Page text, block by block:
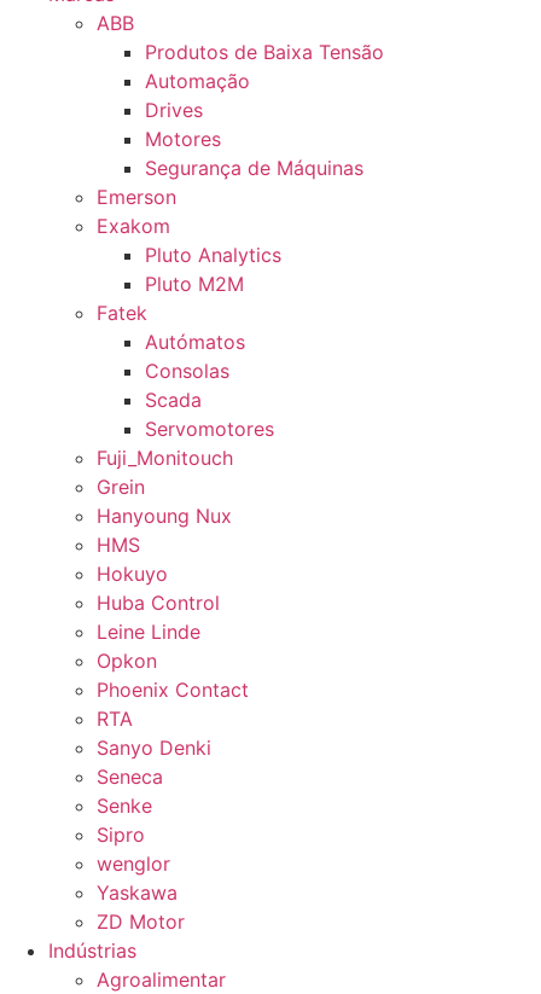
ABB
Produtos de Baixa Tensão
Automação
Drives
Motores
Segurança de Máquinas
Emerson
Exakom
Pluto Analytics
Pluto M2M
Fatek
Autómatos
Consolas
Scada
Servomotores
Fuji_Monitouch
Grein
Hanyoung Nux
HMS
Hokuyo
Huba Control
Leine Linde
Opkon
Phoenix Contact
RTA
Sanyo Denki
Seneca
Senke
Sipro
wenglor
Yaskawa
ZD Motor
Indústrias
Agroalimentar